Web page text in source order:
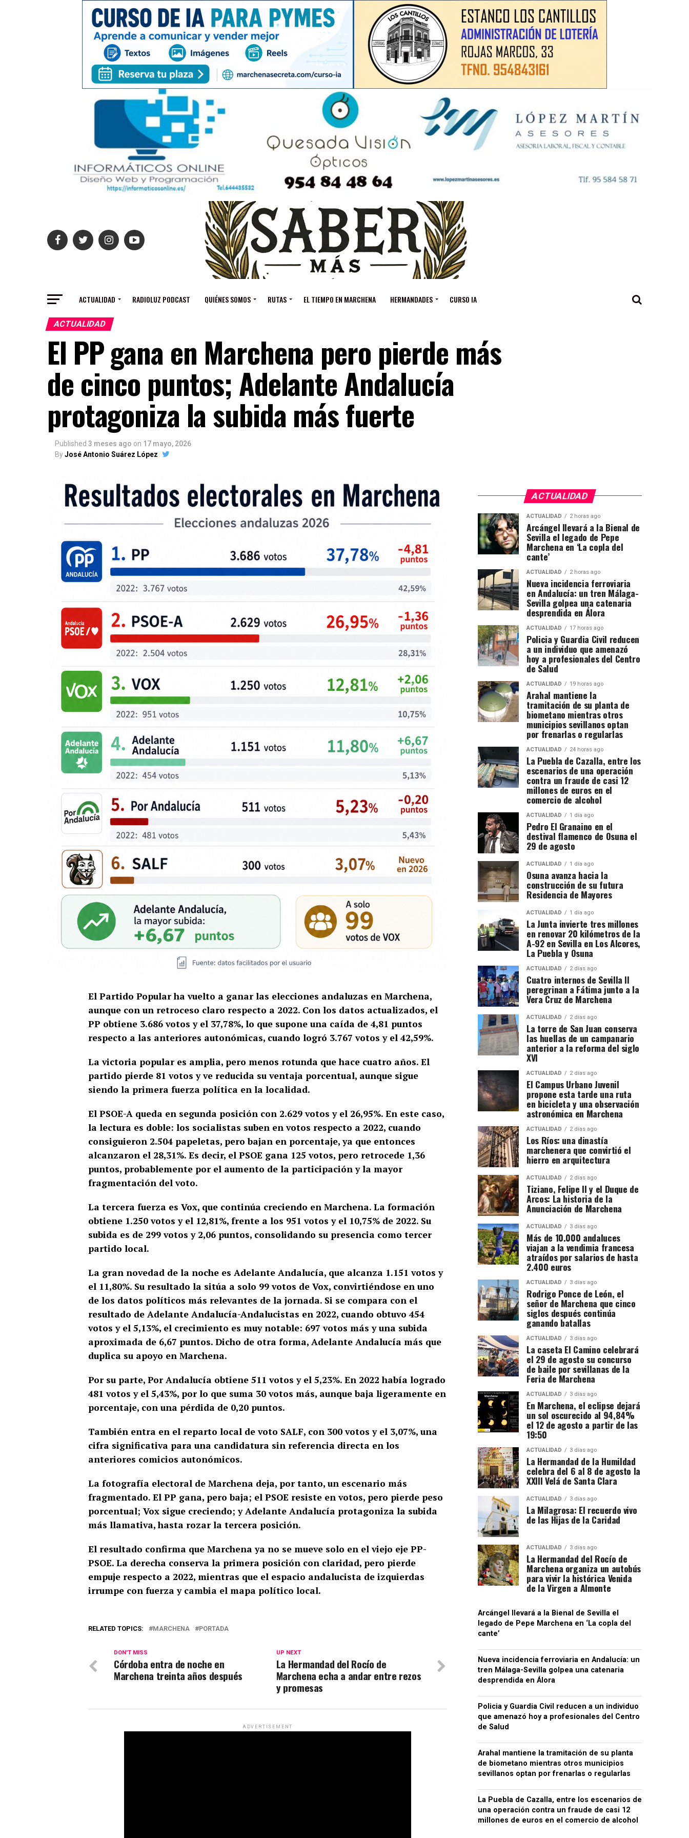
ACTUALIDAD RADIOLUZ PODCAST QUIÉNES SOMOS RUTAS EL TIEMPO EN MARCHENA HERMANDADES CURSO IA
ACTUALIDAD
El PP gana en Marchena pero pierde más
de cinco puntos; Adelante Andalucía
protagoniza la subida más fuerte
Published 3 meses ago on 17 mayo, 2026
ByJosé Antonio Suárez López
El Partido Popular ha vuelto a ganar las elecciones andaluzas en Marchena,
aunque con un retroceso claro respecto a 2022. Con los datos actualizados, el
PP obtiene 3.686 votos y el 37,78%, lo que supone una caída de 4,81 puntos
respecto a las anteriores autonómicas, cuando logró 3.767 votos y el 42,59%.
La victoria popular es amplia, pero menos rotunda que hace cuatro años. El
partido pierde 81 votos y ve reducida su ventaja porcentual, aunque sigue
siendo la primera fuerza política en la localidad.
El PSOE-A queda en segunda posición con 2.629 votos y el 26,95%. En este caso,
la lectura es doble: los socialistas suben en votos respecto a 2022, cuando
consiguieron 2.504 papeletas, pero bajan en porcentaje, ya que entonces
alcanzaron el 28,31%. Es decir, el PSOE gana 125 votos, pero retrocede 1,36
puntos, probablemente por el aumento de la participación y la mayor
fragmentación del voto.
La tercera fuerza es Vox, que continúa creciendo en Marchena. La formación
obtiene 1.250 votos y el 12,81%, frente a los 951 votos y el 10,75% de 2022. Su
subida es de 299 votos y 2,06 puntos, consolidando su presencia como tercer
partido local.
La gran novedad de la noche es Adelante Andalucía, que alcanza 1.151 votos y
el 11,80%. Su resultado la sitúa a solo 99 votos de Vox, convirtiéndose en uno
de los datos políticos más relevantes de la jornada. Si se compara con el
resultado de Adelante Andalucía-Andalucistas en 2022, cuando obtuvo 454
votos y el 5,13%, el crecimiento es muy notable: 697 votos más y una subida
aproximada de 6,67 puntos. Dicho de otra forma, Adelante Andalucía más que
duplica su apoyo en Marchena.
Por su parte, Por Andalucía obtiene 511 votos y el 5,23%. En 2022 había logrado
481 votos y el 5,43%, por lo que suma 30 votos más, aunque baja ligeramente en
porcentaje, con una pérdida de 0,20 puntos.
También entra en el reparto local de voto SALF, con 300 votos y el 3,07%, una
cifra significativa para una candidatura sin referencia directa en los
anteriores comicios autonómicos.
La fotografía electoral de Marchena deja, por tanto, un escenario más
fragmentado. El PP gana, pero baja; el PSOE resiste en votos, pero pierde peso
porcentual; Vox sigue creciendo; y Adelante Andalucía protagoniza la subida
más llamativa, hasta rozar la tercera posición.
El resultado confirma que Marchena ya no se mueve solo en el viejo eje PP-
PSOE. La derecha conserva la primera posición con claridad, pero pierde
empuje respecto a 2022, mientras que el espacio andalucista de izquierdas
irrumpe con fuerza y cambia el mapa político local.
RELATED TOPICS: MARCHENA PORTADA
UP NEXT
La Hermandad del Rocío de
Marchena echa a andar entre rezos
y promesas
DON'T MISS
Córdoba entra de noche en
Marchena treinta años después
ADVERTISEMENT
ACTUALIDAD
ACTUALIDAD 2 horas ago
Arcángel llevará a la Bienal de
Sevilla el legado de Pepe
Marchena en ‘La copla del
cante’
ACTUALIDAD 2 horas ago
Nueva incidencia ferroviaria
en Andalucía: un tren Málaga-
Sevilla golpea una catenaria
desprendida en Álora
ACTUALIDAD 17 horas ago
Policia y Guardia Civil reducen
a un individuo que amenazó
hoy a profesionales del Centro
de Salud
ACTUALIDAD 19 horas ago
Arahal mantiene la
tramitación de su planta de
biometano mientras otros
municipios sevillanos optan
por frenarlas o regularlas
ACTUALIDAD 24 horas ago
La Puebla de Cazalla, entre los
escenarios de una operación
contra un fraude de casi 12
millones de euros en el
comercio de alcohol
ACTUALIDAD 1 día ago
Pedro El Granaino en el
destival flamenco de Osuna el
29 de agosto
ACTUALIDAD 1 día ago
Osuna avanza hacia la
construcción de su futura
Residencia de Mayores
ACTUALIDAD 1 día ago
La Junta invierte tres millones
en renovar 20 kilómetros de la
A-92 en Sevilla en Los Alcores,
La Puebla y Osuna
ACTUALIDAD 2 días ago
Cuatro internos de Sevilla II
peregrinan a Fátima junto a la
Vera Cruz de Marchena
ACTUALIDAD 2 días ago
La torre de San Juan conserva
las huellas de un campanario
anterior a la reforma del siglo
XVI
ACTUALIDAD 2 días ago
El Campus Urbano Juvenil
propone esta tarde una ruta
en bicicleta y una observación
astronómica en Marchena
ACTUALIDAD 2 días ago
Los Ríos: una dinastía
marchenera que convirtió el
hierro en arquitectura
ACTUALIDAD 2 días ago
Tiziano, Felipe II y el Duque de
Arcos: La historia de la
Anunciación de Marchena
ACTUALIDAD 3 días ago
Más de 10.000 andaluces
viajan a la vendimia francesa
atraídos por salarios de hasta
2.400 euros
ACTUALIDAD 3 días ago
Rodrigo Ponce de León, el
señor de Marchena que cinco
siglos después continúa
ganando batallas
ACTUALIDAD 3 días ago
La caseta El Camino celebrará
el 29 de agosto su concurso
de baile por sevillanas de la
Feria de Marchena
ACTUALIDAD 3 días ago
En Marchena, el eclipse dejará
un sol oscurecido al 94,84%
el 12 de agosto a partir de las
19:50
ACTUALIDAD 3 días ago
La Hermandad de la Humildad
celebra del 6 al 8 de agosto la
XXIII Velá de Santa Clara
ACTUALIDAD 3 días ago
La Milagrosa: El recuerdo vivo
de las Hijas de la Caridad
ACTUALIDAD 3 días ago
La Hermandad del Rocío de
Marchena organiza un autobús
para vivir la histórica Venida
de la Virgen a Almonte
Arcángel llevará a la Bienal de Sevilla el
legado de Pepe Marchena en ‘La copla del
cante’
Nueva incidencia ferroviaria en Andalucía: un
tren Málaga-Sevilla golpea una catenaria
desprendida en Álora
Policia y Guardia Civil reducen a un individuo
que amenazó hoy a profesionales del Centro
de Salud
Arahal mantiene la tramitación de su planta
de biometano mientras otros municipios
sevillanos optan por frenarlas o regularlas
La Puebla de Cazalla, entre los escenarios de
una operación contra un fraude de casi 12
millones de euros en el comercio de alcohol